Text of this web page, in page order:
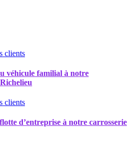
clients
véhicule familial à notre
clients
d’entreprise à notre carrosserie